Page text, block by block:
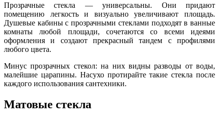
Прозрачные стекла — универсальны. Они придают
помещению легкость и визуально увеличивают площадь.
Душевые кабины с прозрачными стеклами подходят в ванные
комнаты любой площади, сочетаются со всеми идеями
оформления и создают прекрасный тандем с профилями
любого цвета.
Минус прозрачных стекол: на них видны разводы от воды,
малейшие царапины. Насухо протирайте такие стекла после
каждого использования сантехники.
Матовые стекла